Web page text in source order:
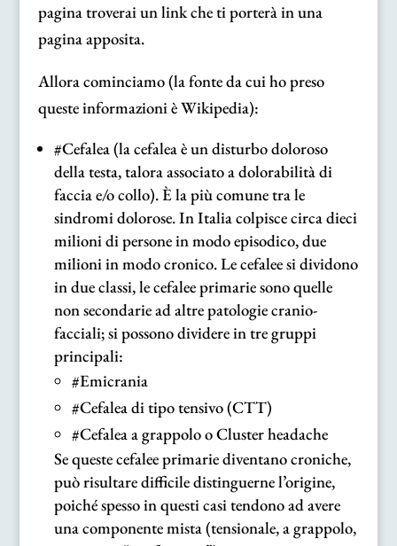
pagina troverai un link che ti porterà in una
pagina apposita.
Allora cominciamo (la fonte da cui ho preso
queste informazioni è Wikipedia):
#Cefalea (la cefalea è un disturbo doloroso
della testa, talora associato a dolorabilità di
faccia e/o collo). È la più comune tra le
sindromi dolorose. In Italia colpisce circa dieci
milioni di persone in modo episodico, due
milioni in modo cronico. Le cefalee si dividono
in due classi, le cefalee primarie sono quelle
non secondarie ad altre patologie cranio-
facciali; si possono dividere in tre gruppi
principali:
#Emicrania
#Cefalea di tipo tensivo (CTT)
#Cefalea a grappolo o Cluster headache
Se queste cefalee primarie diventano croniche,
può risultare difficile distinguerne l’origine,
poiché spesso in questi casi tendono ad avere
una componente mista (tensionale, a grappolo,